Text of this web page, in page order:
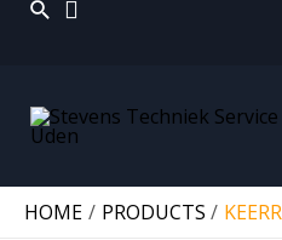
HOME PRODUCTS